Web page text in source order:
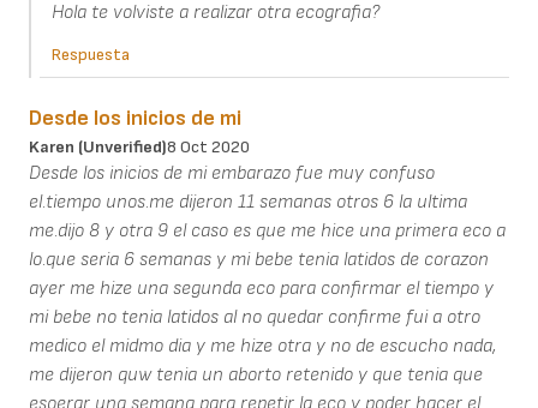
Hola te volviste a realizar otra ecografia?
Respuesta
Desde los inicios de mi
Karen (unverified)8 Oct 2020
Desde los inicios de mi embarazo fue muy confuso
el.tiempo unos.me dijeron 11 semanas otros 6 la ultima
me.dijo 8 y otra 9 el caso es que me hice una primera eco a
lo.que seria 6 semanas y mi bebe tenia latidos de corazon
ayer me hize una segunda eco para confirmar el tiempo y
mi bebe no tenia latidos al no quedar confirme fui a otro
medico el midmo dia y me hize otra y no de escucho nada,
me dijeron quw tenia un aborto retenido y que tenia que